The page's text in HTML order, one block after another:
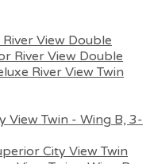
View Double
River View Double
River View Twin
View Twin - Wing B, 3-
City View Twin